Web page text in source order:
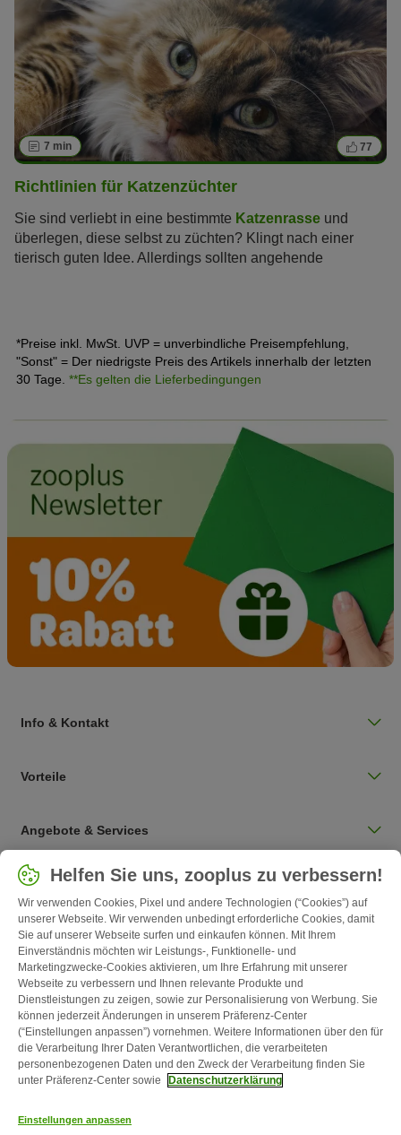
7 min 77
Richtlinien für Katzenzüchter
Sie sind verliebt in eine bestimmte Katzenrasse und
überlegen, diese selbst zu züchten? Klingt nach einer
tierisch guten Idee. Allerdings sollten angehende
Wir haben daher das Wichtigste rund um die Richtlinien für
Katzenzüchter für Sie zusammengefasst.
*Preise inkl. MwSt. UVP = unverbindliche Preisempfehlung,
"Sonst" = Der niedrigste Preis des Artikels innerhalb der letzten
30 Tage. **Es gelten die Lieferbedingungen
Info & Kontakt
Vorteile
Angebote & Services
Land auswählen
Deutschland / DE
Follow zooplus
Kontakt Versandkosten & Lieferzeit
Helfen Sie uns, zooplus zu verbessern!
Wir verwenden Cookies, Pixel und andere Technologien (“Cookies”) auf
unserer Webseite. Wir verwenden unbedingt erforderliche Cookies, damit
Sie auf unserer Webseite surfen und einkaufen können. Mit Ihrem
Einverständnis möchten wir Leistungs-, Funktionelle- und
Marketingzwecke-Cookies aktivieren, um Ihre Erfahrung mit unserer
Webseite zu verbessern und Ihnen relevante Produkte und
Dienstleistungen zu zeigen, sowie zur Personalisierung von Werbung. Sie
können jederzeit Änderungen in unserem Präferenz-Center
(“Einstellungen anpassen”) vornehmen. Weitere Informationen über den für
die Verarbeitung Ihrer Daten Verantwortlichen, die verarbeiteten
personenbezogenen Daten und den Zweck der Verarbeitung finden Sie
unter Präferenz-Center sowie
Datenschutzerklärung
Einstellungen anpassen